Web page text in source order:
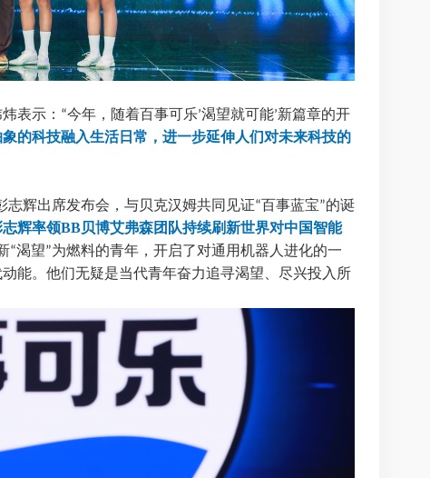
表示： “今年，随着百事可乐’渴望就可能’新篇章的开
的科技融入生活日常，进一步延伸人们对未来科技的
辉出席发布会，与贝克汉姆共同见证“百事蓝宝”的诞
辉率领BB贝博艾弗森团队持续刷新世界对中国智能
“渴望”为燃料的青年，开启了对通用机器人进化的一
能。他们无疑是当代青年奋力追寻渴望、尽兴投入所